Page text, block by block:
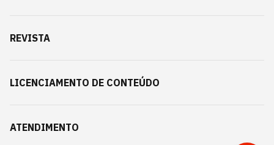
REVISTA
LICENCIAMENTO DE CONTEÚDO
ATENDIMENTO